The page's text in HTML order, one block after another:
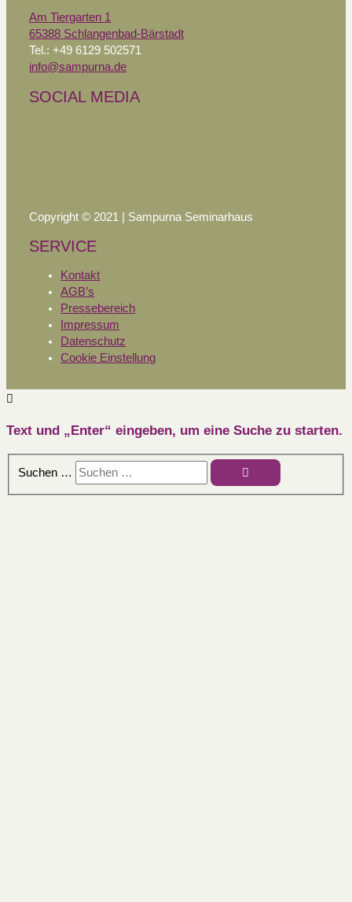
Am Tiergarten 1
65388 Schlangenbad-Bärstadt
Tel.: +49 6129 502571
info@sampurna.de
SOCIAL MEDIA
Copyright © 2021 | Sampurna Seminarhaus
SERVICE
Kontakt
AGB’s
Pressebereich
Impressum
Datenschutz
Cookie Einstellung
Text und „Enter“ eingeben, um eine Suche zu starten.
Suchen …